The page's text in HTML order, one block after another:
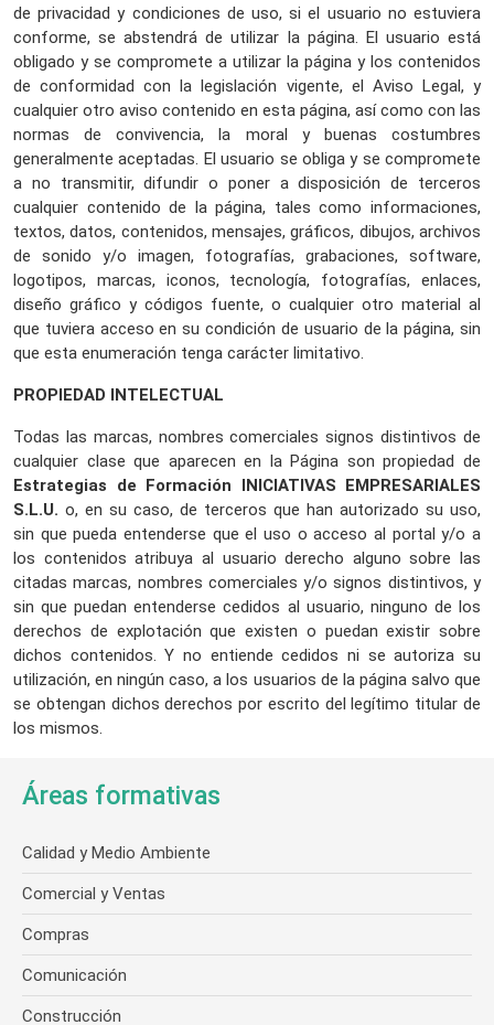
de privacidad y condiciones de uso, si el usuario no estuviera
conforme, se abstendrá de utilizar la página. El usuario está
obligado y se compromete a utilizar la página y los contenidos
de conformidad con la legislación vigente, el Aviso Legal, y
cualquier otro aviso contenido en esta página, así como con las
normas de convivencia, la moral y buenas costumbres
generalmente aceptadas. El usuario se obliga y se compromete
a no transmitir, difundir o poner a disposición de terceros
cualquier contenido de la página, tales como informaciones,
textos, datos, contenidos, mensajes, gráficos, dibujos, archivos
de sonido y/o imagen, fotografías, grabaciones, software,
logotipos, marcas, iconos, tecnología, fotografías, enlaces,
diseño gráfico y códigos fuente, o cualquier otro material al
que tuviera acceso en su condición de usuario de la página, sin
que esta enumeración tenga carácter limitativo.
PROPIEDAD INTELECTUAL
Todas las marcas, nombres comerciales signos distintivos de
cualquier clase que aparecen en la Página son propiedad de
Estrategias de Formación INICIATIVAS EMPRESARIALES
S.L.U. o, en su caso, de terceros que han autorizado su uso,
sin que pueda entenderse que el uso o acceso al portal y/o a
los contenidos atribuya al usuario derecho alguno sobre las
citadas marcas, nombres comerciales y/o signos distintivos, y
sin que puedan entenderse cedidos al usuario, ninguno de los
derechos de explotación que existen o puedan existir sobre
dichos contenidos. Y no entiende cedidos ni se autoriza su
utilización, en ningún caso, a los usuarios de la página salvo que
se obtengan dichos derechos por escrito del legítimo titular de
los mismos.
Áreas formativas
Calidad y Medio Ambiente
Comercial y Ventas
Compras
Comunicación
Construcción